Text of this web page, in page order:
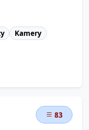
Kamery
83